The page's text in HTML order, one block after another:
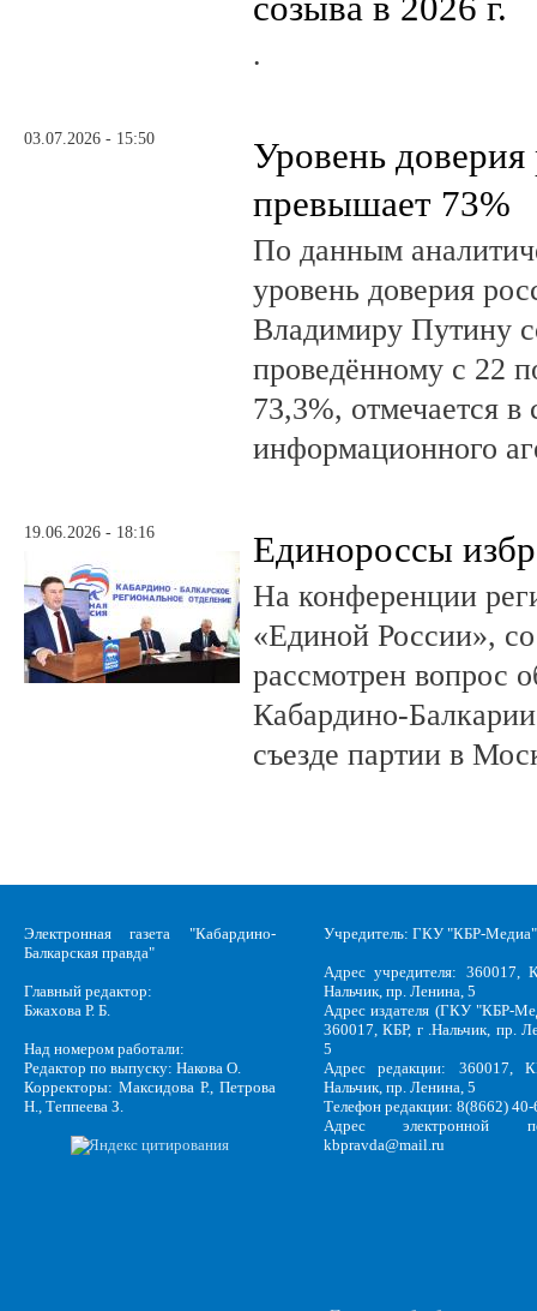
.
03.07.2026 - 15:50
Уровень
превышает 73%
По данным
уровень доверия
Владимиру Путину
проведённому с 22
73,3%, отмечается
информационного
19.06.2026 - 18:16 Единороссы
На конференции
«Единой России»,
рассмотрен вопрос
Кабардино-
съезде партии в
Электронная газета "Кабардино-
Балкарская правда"
Главный редактор:
Бжахова Р. Б.
Над номером работали:
Редактор по выпуску: Накова О.
Корректоры: Максидова Р., Петрова
Н., Теппеева З.
Учредитель: ГКУ "КБР-Медиа"
Адрес учредителя: 360017,
Нальчик, пр. Ленина, 5
Адрес издателя (ГКУ "КБР-
360017, КБР, г .Нальчик, пр.
5
Адрес редакции: 360017,
Нальчик, пр. Ленина, 5
Телефон редакции: 8(8662)
Адрес электронной
kbpravda@mail.ru